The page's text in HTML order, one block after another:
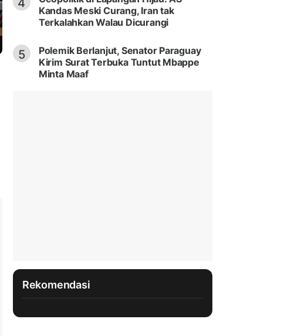
Kandas Meski Curang, Iran tak
Terkalahkan Walau Dicurangi
5
Polemik Berlanjut, Senator Paraguay
Kirim Surat Terbuka Tuntut Mbappe
Minta Maaf
Rekomendasi